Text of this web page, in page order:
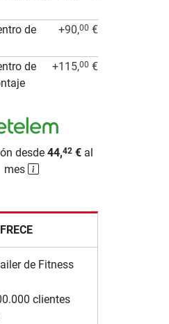
de
+90,00 €
de
+115,00 €
desde44,42 € al
mes
de Fitness
clientes